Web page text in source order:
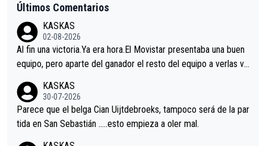
Últimos Comentarios
KASKAS
02-08-2026
Al fin una victoria.Ya era hora.El Movistar presentaba una buen
equipo, pero aparte del ganador el resto del equipo a verlas ve
s.La única buena noticia es la mejoría de Enric Más en San Seb
astian.Si en la Vuelta a Burgos sigue la mejoría, podríamos ten
er alguna sorpresa en la Vuelta.Ojalá.
KASKAS
30-07-2026
Parece que el belga Cian Uijtdebroeks, tampoco será de la par
tida en San Sebastián …..esto empieza a oler mal.